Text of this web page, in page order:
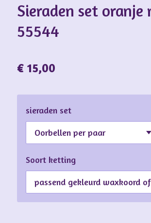
Sieraden set
55544
€ 15,00
sieraden set
Soort ketting